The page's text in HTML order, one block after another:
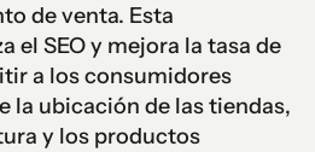
de venta. Esta
el SEO y mejora la tasa de
a los consumidores
la ubicación de las tiendas,
y los productos